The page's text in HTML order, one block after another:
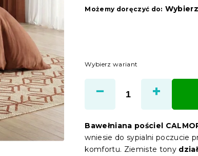
Wybierz wariant
Możemy doręczyć do:
Bawełniana pościel
wniesie do sypialni poczucie
komfortu. Ziemiste tony